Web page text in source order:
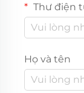
Thư điện
Họ và tên